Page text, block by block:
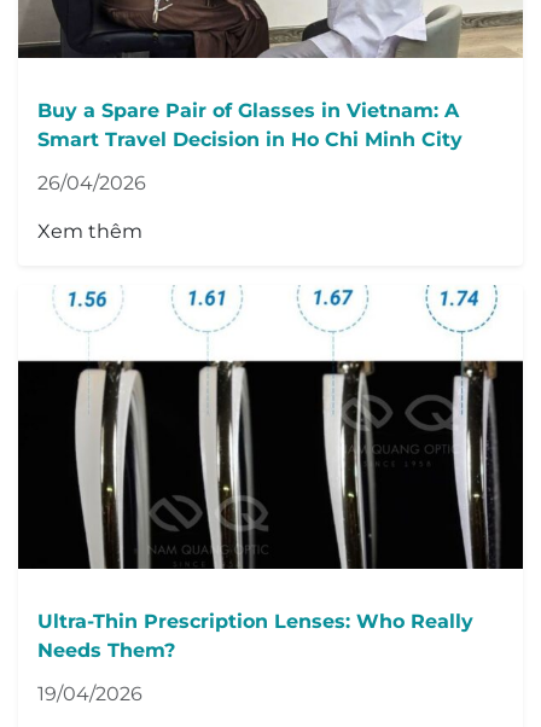
Buy a Spare Pair of Glasses in Vietnam: A
Smart Travel Decision in Ho Chi Minh City
26/04/2026
Xem thêm
Ultra-Thin Prescription Lenses: Who Really
Needs Them?
19/04/2026